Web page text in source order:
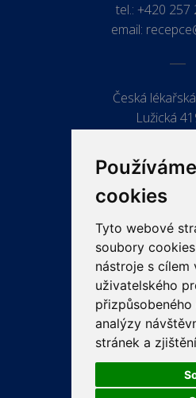
cookies
Tyto webové
soubory
nástroje s cílem
uživatelského
přizpůsobeného
analýzy
stránek a
tel.: +420 257
email:
Česká
Lužická
PRO
PRO